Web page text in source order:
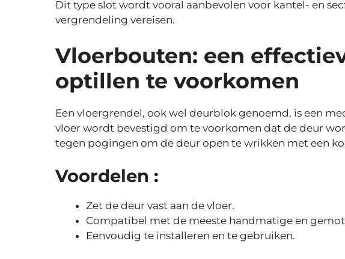
Dit type slot wordt vooral aanbevolen voor kantel- en
vergrendeling vereisen.
Vloerbouten: een
optillen te voorkomen
Een vloergrendel, ook wel deurblok genoemd, is een
vloer wordt bevestigd om te voorkomen dat de deur
tegen pogingen om de deur open te wrikken met een
Voordelen :
Zet de deur vast aan de vloer.
Compatibel met de meeste handmatige en
Eenvoudig te installeren en te gebruiken.